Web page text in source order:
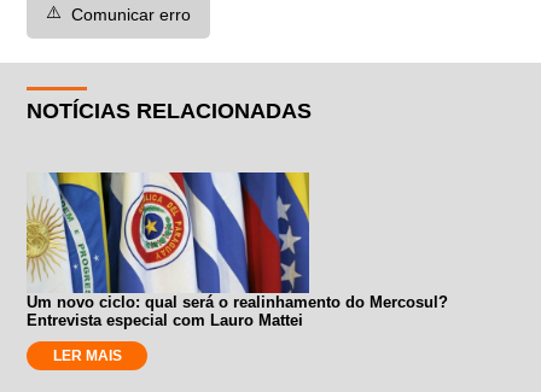
⚠️ Comunicar erro
NOTÍCIAS RELACIONADAS
Um novo ciclo: qual será o realinhamento do Mercosul?
Entrevista especial com Lauro Mattei
LER MAIS